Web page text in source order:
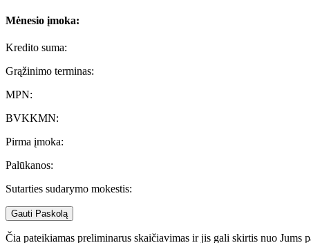
Mėnesio įmoka:
Kredito suma:
Grąžinimo terminas:
MPN:
BVKKMN:
Pirma įmoka:
Palūkanos:
Sutarties sudarymo mokestis:
Gauti Paskolą
Čia pateikiamas preliminarus skaičiavimas ir jis gali skirtis nuo